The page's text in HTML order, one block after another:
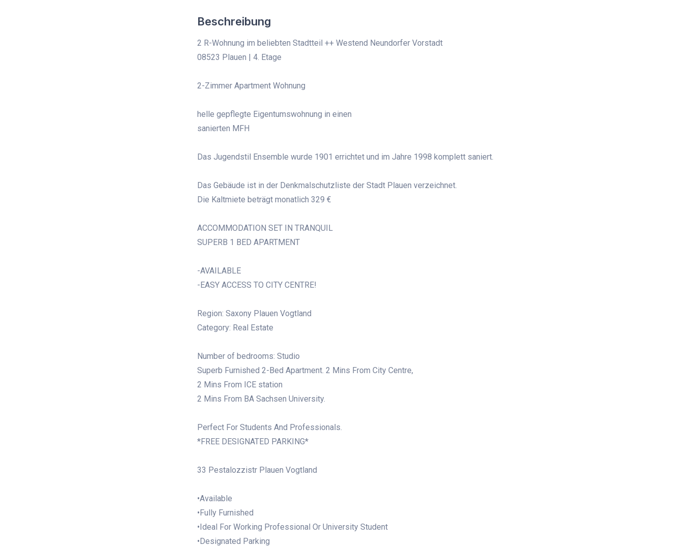
Beschreibung
2 R-Wohnung im beliebten Stadtteil ++ Westend Neundorfer Vorstadt
08523 Plauen | 4. Etage
2-Zimmer Apartment Wohnung
helle gepflegte Eigentumswohnung in einen
sanierten MFH
Das Jugendstil Ensemble wurde 1901 errichtet und im Jahre 1998 komplett saniert.
Das Gebäude ist in der Denkmalschutzliste der Stadt Plauen verzeichnet.
Die Kaltmiete beträgt monatlich 329 €
ACCOMMODATION SET IN TRANQUIL
SUPERB 1 BED APARTMENT
-AVAILABLE
-EASY ACCESS TO CITY CENTRE!
Region: Saxony Plauen Vogtland
Category: Real Estate
Number of bedrooms: Studio
Superb Furnished 2-Bed Apartment. 2 Mins From City Centre,
2 Mins From ICE station
2 Mins From BA Sachsen University.
Perfect For Students And Professionals.
*FREE DESIGNATED PARKING*
33 Pestalozzistr Plauen Vogtland
•Available
•Fully Furnished
•Ideal For Working Professional Or University Student
•Designated Parking